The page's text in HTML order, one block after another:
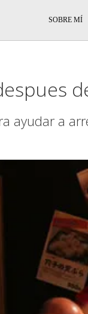
SOBRE MÍ
ayudar a